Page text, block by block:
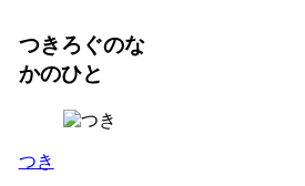
つきろぐのな
かのひと
つき